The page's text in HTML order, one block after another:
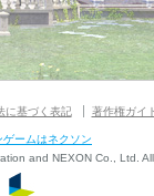
に基づく表記 著作権ガイ
ゲームはネクソン
and NEXON Co., Ltd. All